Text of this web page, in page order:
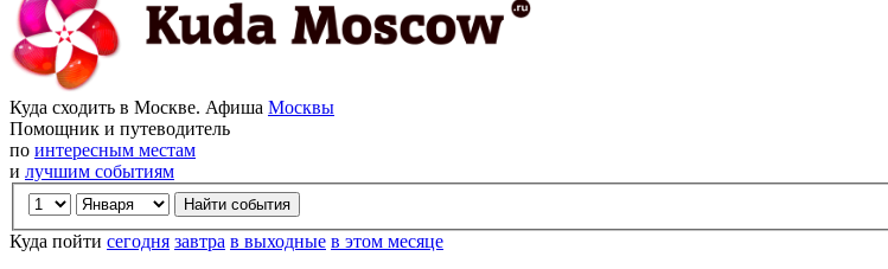
Куда сходить в Москве. Афиша Москвы
Помощник и путеводитель
по интересным местам
и лучшим событиям
Куда пойти сегодня завтра в выходные в этом месяце